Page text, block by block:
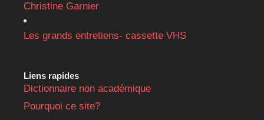
Christine Garnier
Les grands entretiens- cassette VHS
Liens rapides
Dictionnaire non académique
Pourquoi ce site?